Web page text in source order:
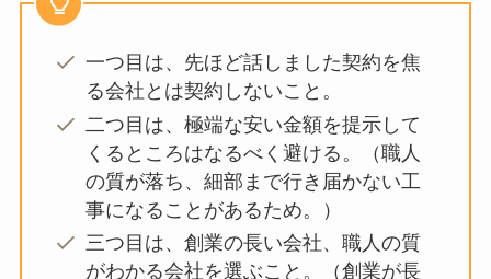
一つ目は、先ほど話しました契約を焦
る会社とは契約しないこと。
二つ目は、極端な安い金額を提示して
くるところはなるべく避ける。（職人
の質が落ち、細部まで行き届かない工
事になることがあるため。）
三つ目は、創業の長い会社、職人の質
がわかる会社を選ぶこと。（創業が長